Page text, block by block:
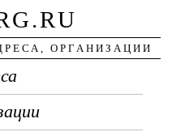
ОРГАНИЗАЦИИ